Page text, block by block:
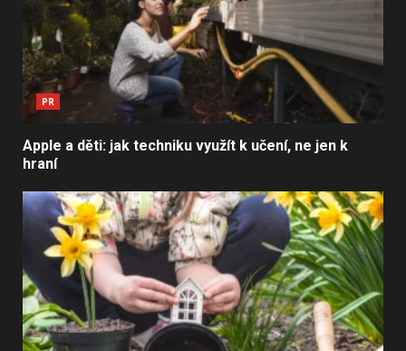
PR
Apple a děti: jak techniku využít k učení, ne jen k
hraní